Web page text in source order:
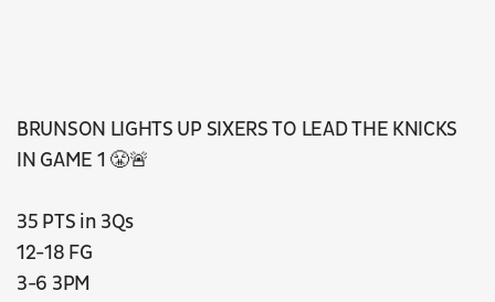
BRUNSON LIGHTS UP SIXERS TO LEAD THE KNICKS
IN GAME 1 😤🚨
35 PTS in 3Qs
12-18 FG
3-6 3PM